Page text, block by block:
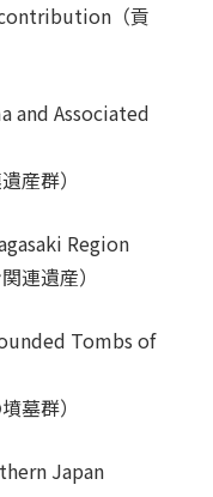
（貢
and Associated
産群）
Region
連遺産）
Tombs of
墓群）
Japan